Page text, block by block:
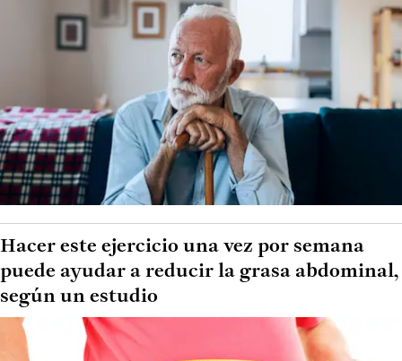
Hacer este ejercicio una vez por semana
puede ayudar a reducir la grasa abdominal,
según un estudio